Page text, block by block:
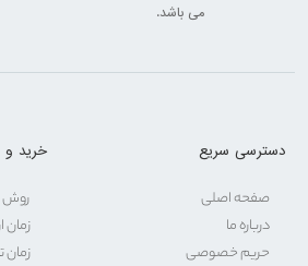
می باشد.
دسترسی سریع
صفحه اصلی
درباره ما
حریم خصوصی
خرید و
روش
زمان